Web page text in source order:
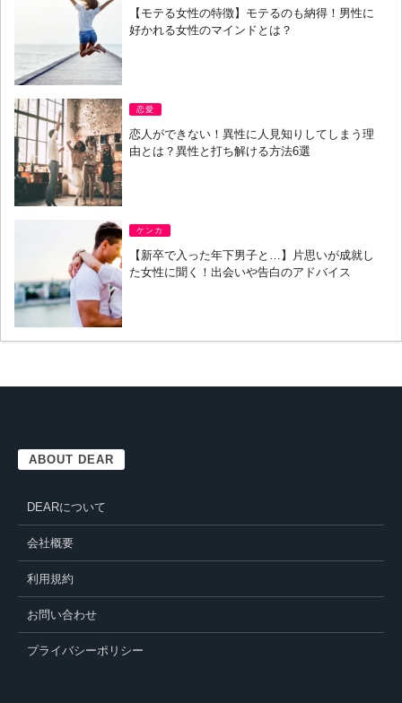
【モテる女性の特徴】モテるのも納得！男性に
好かれる女性のマインドとは？
恋愛
恋人ができない！異性に人見知りしてしまう理
由とは？異性と打ち解ける方法6選
ケンカ
【新卒で入った年下男子と…】片思いが成就し
た女性に聞く！出会いや告白のアドバイス
ABOUT DEAR
DEARについて
会社概要
利用規約
お問い合わせ
プライバシーポリシー